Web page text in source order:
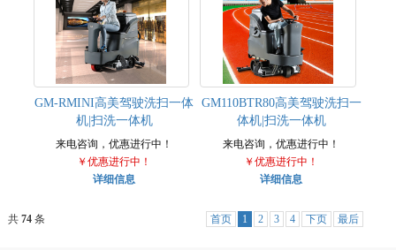
GM-RMINI高美驾驶洗扫一体
机|扫洗一体机
来电咨询，优惠进行中！
￥优惠进行中！
详细信息
GM110BTR80高美驾驶洗扫一
体机|扫洗一体机
来电咨询，优惠进行中！
￥优惠进行中！
详细信息
共 74条 首页 1 2 3 4 下页 最后